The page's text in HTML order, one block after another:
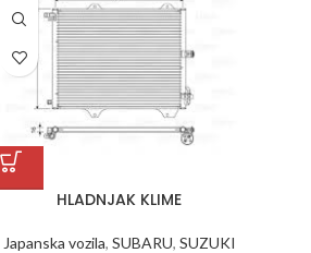
HLADNJAK KLIME
Japanska vozila, SUBARU, SUZUKI